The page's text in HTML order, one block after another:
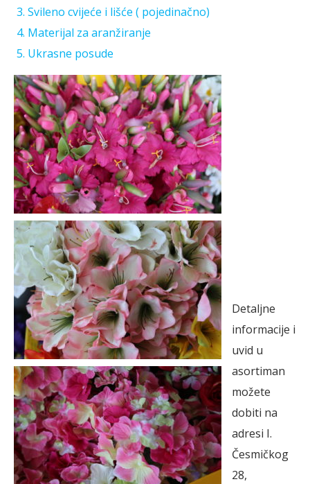
Svileno cvijeće i lišće ( pojedinačno)
Materijal za aranžiranje
Ukrasne posude
Detaljne
informacije i
uvid u
asortiman
možete
dobiti na
adresi I.
Česmičkog
28,